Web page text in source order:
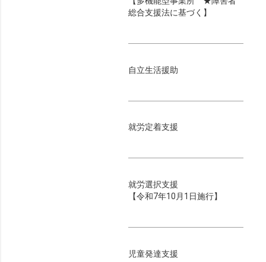
総合支援法に基づく】
自立生活援助
就労定着支援
就労選択支援
【令和7年10月1日施行】
児童発達支援